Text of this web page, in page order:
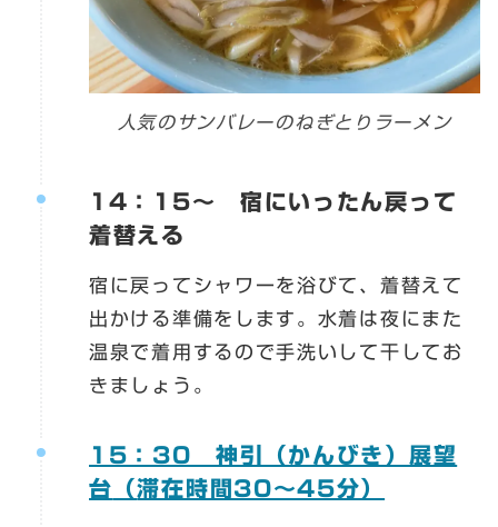
人気のサンバレーのねぎとりラーメン
14：15～ 宿にいったん戻って
着替える
宿に戻ってシャワーを浴びて、着替えて
出かける準備をします。水着は夜にまた
温泉で着用するので手洗いして干してお
きましょう。
15：30 神引（かんびき）展望
台 （滞在時間30～45分）